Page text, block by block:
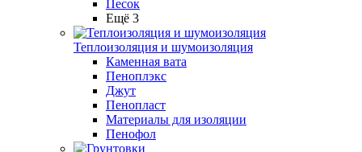
Песок
Ещё 3
Теплоизоляция и шумоизоляция
Каменная вата
Пеноплэкс
Джут
Пенопласт
Материалы для изоляции
Пенофол